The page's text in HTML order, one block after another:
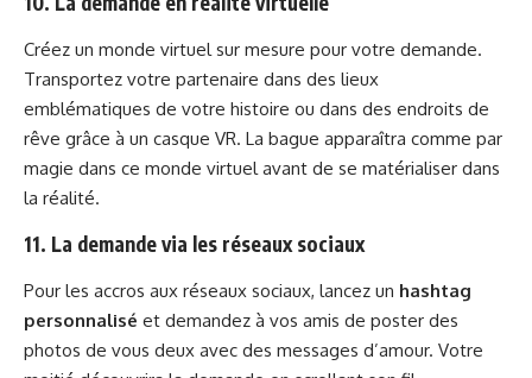
Créez un monde virtuel sur mesure pour votre demande.
Transportez votre partenaire dans des lieux
emblématiques de votre histoire ou dans des endroits de
rêve grâce à un casque VR. La bague apparaîtra comme par
magie dans ce monde virtuel avant de se matérialiser dans
la réalité.
11. La demande via les réseaux sociaux
Pour les accros aux réseaux sociaux, lancez un hashtag
personnalisé et demandez à vos amis de poster des
photos de vous deux avec des messages d’amour. Votre